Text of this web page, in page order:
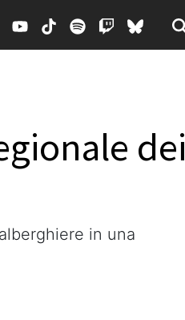
dei
in una